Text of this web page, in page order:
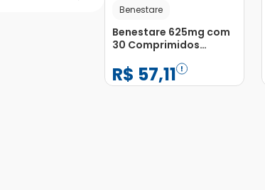
Benestare
Benestare 625mg com
30 Comprimidos
R$ 57,11